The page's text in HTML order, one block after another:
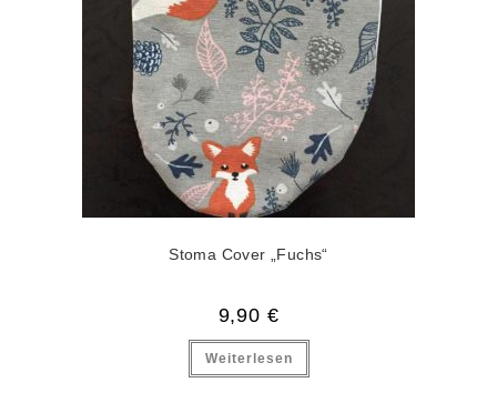
Stoma Cover „Fuchs“
9,90 €
Weiterlesen